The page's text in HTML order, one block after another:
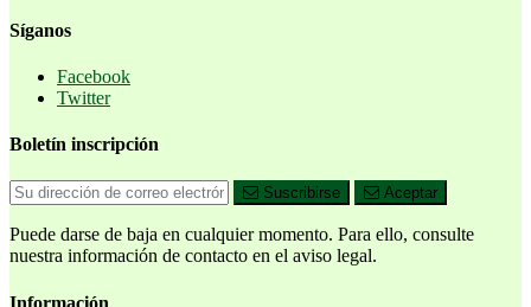
Síganos
Facebook
Twitter
Boletín inscripción
Suscribirse Aceptar
Puede darse de baja en cualquier momento. Para ello, consulte
nuestra información de contacto en el aviso legal.
Información